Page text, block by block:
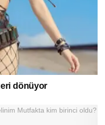
dönüyor